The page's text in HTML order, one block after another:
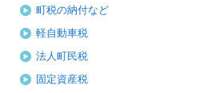
町税の納付など
軽自動車税
法人町民税
固定資産税